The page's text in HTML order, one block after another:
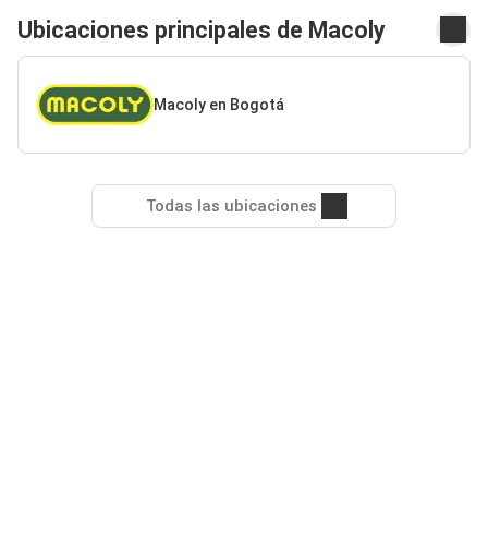
Ubicaciones principales de Macoly
Macoly en Bogotá
Todas las ubicaciones